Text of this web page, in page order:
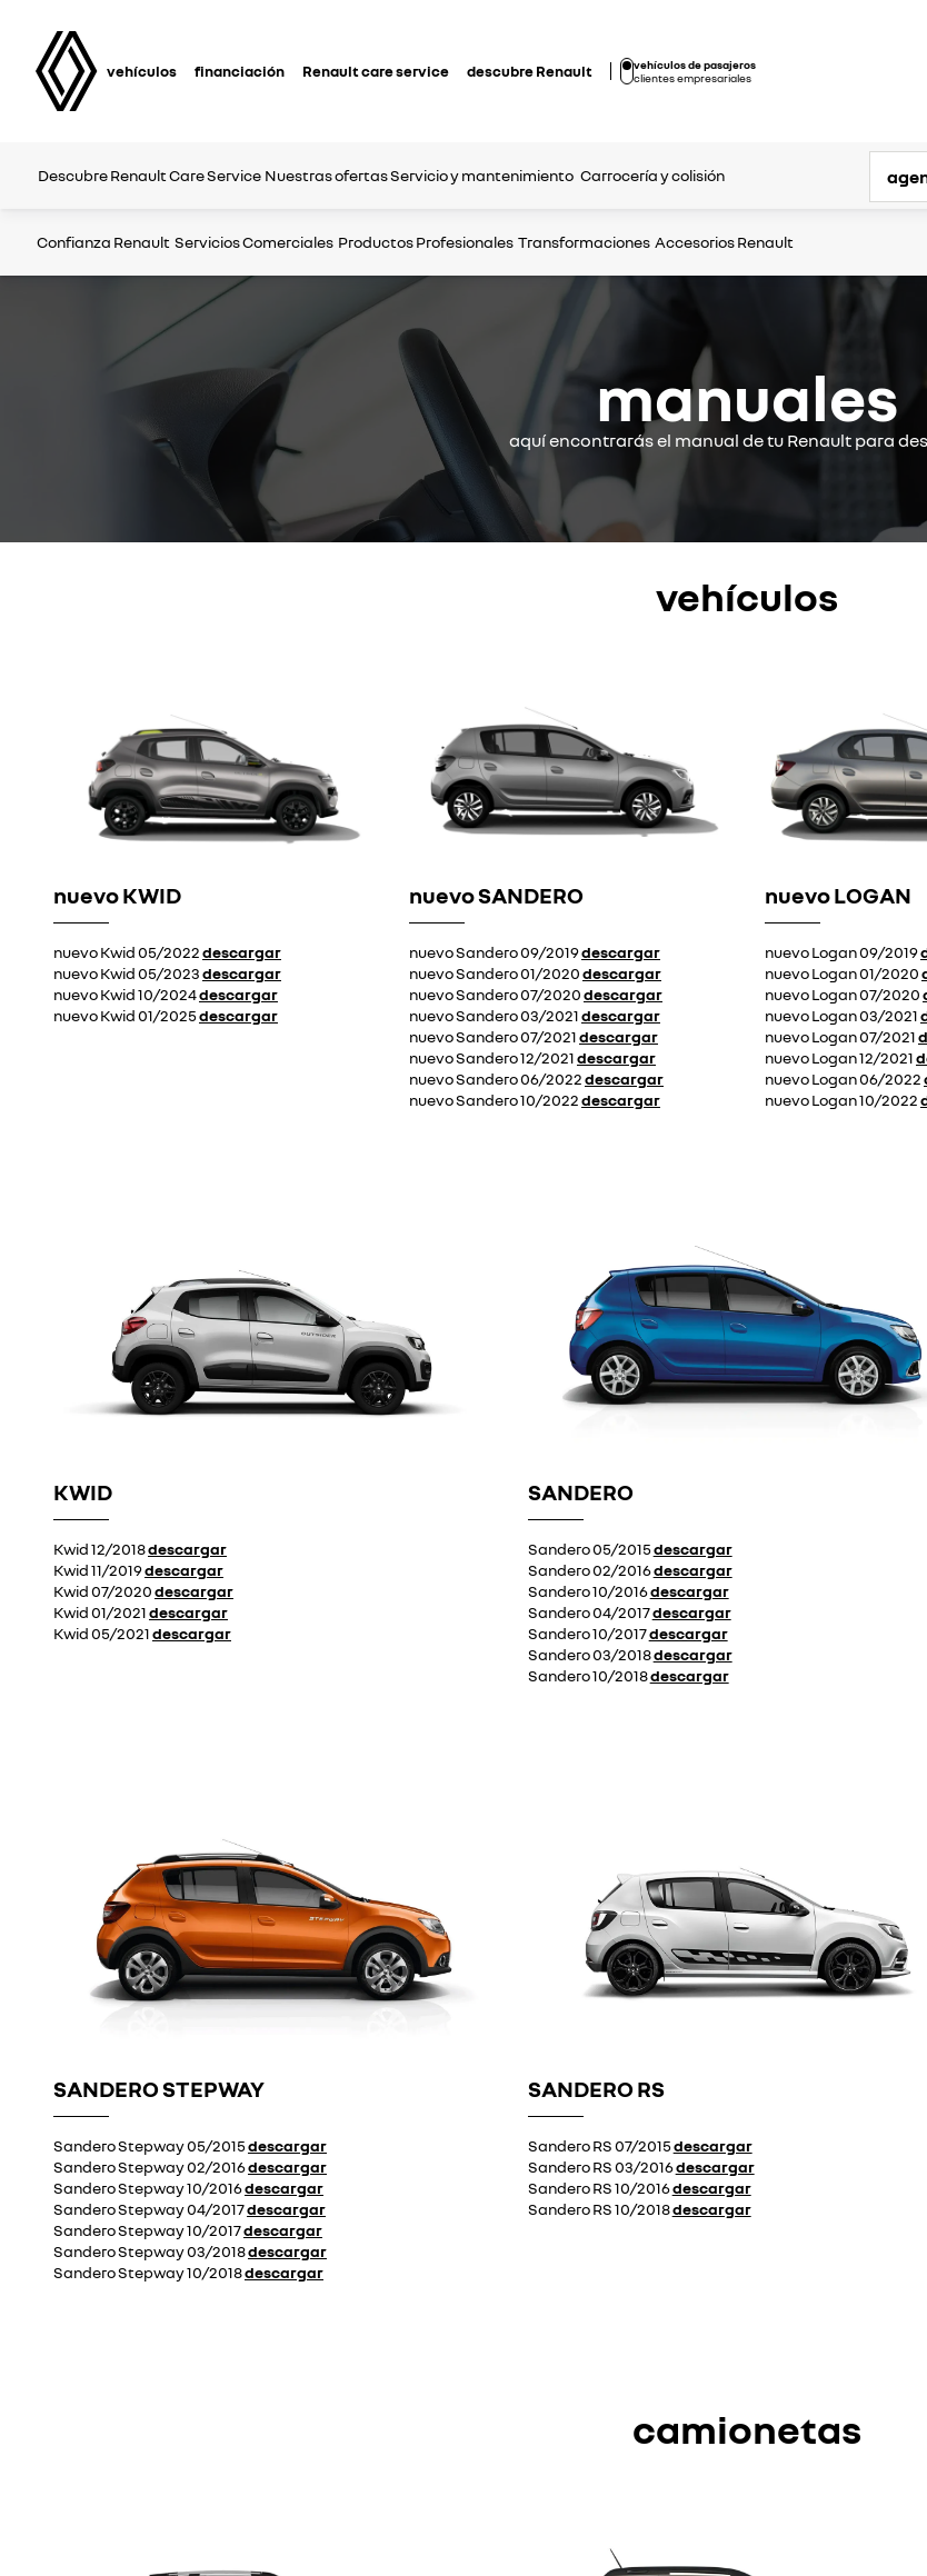
vehículos financiación Renault care service descubre Renault
vehículos de pasajeros
clientes empresariales
Descubre Renault Care Service Nuestras ofertasServicio y mantenimiento Carrocería y colisión
Confianza Renault Servicios Comerciales Productos Profesionales Transformaciones Accesorios Renault
manuales
aquí encontrarás el manual de tu Renault para
vehículos
nuevo KWID
nuevo Kwid 05/2022descargar
nuevo Kwid 05/2023descargar
nuevo Kwid 10/2024descargar
nuevo Kwid 01/2025descargar
nuevo SANDERO
nuevo Sandero 09/2019descargar
nuevo Sandero 01/2020descargar
nuevo Sandero 07/2020descargar
nuevo Sandero 03/2021descargar
nuevo Sandero 07/2021descargar
nuevo Sandero 12/2021descargar
nuevo Sandero 06/2022descargar
nuevo Sandero 10/2022descargar
nuevo LOGAN
nuevo Logan 09/2019
nuevo Logan 01/2020
nuevo Logan 07/2020
nuevo Logan 03/2021
nuevo Logan 07/2021
nuevo Logan 12/2021
nuevo Logan 06/2022
nuevo Logan 10/2022
KWID
Kwid 12/2018descargar
Kwid 11/2019descargar
Kwid 07/2020descargar
Kwid 01/2021descargar
Kwid 05/2021descargar
SANDERO
Sandero 05/2015descargar
Sandero 02/2016descargar
Sandero 10/2016descargar
Sandero 04/2017descargar
Sandero 10/2017descargar
Sandero 03/2018descargar
Sandero 10/2018descargar
SANDERO STEPWAY
Sandero Stepway 05/2015descargar
Sandero Stepway 02/2016descargar
Sandero Stepway 10/2016descargar
Sandero Stepway 04/2017descargar
Sandero Stepway 10/2017descargar
Sandero Stepway 03/2018descargar
Sandero Stepway 10/2018descargar
SANDERO RS
Sandero RS 07/2015descargar
Sandero RS 03/2016descargar
Sandero RS 10/2016descargar
Sandero RS 10/2018descargar
camionetas